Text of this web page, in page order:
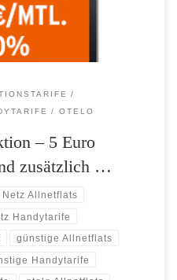
OTELO
– 5 Euro
zusätzlich …
Netz Allnetflats
Handytarife
günstige Allnetflats
Handytarife